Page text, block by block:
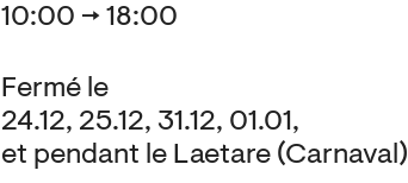
10:00 → 18:00
Fermé le
24.12, 25.12, 31.12, 01.01,
et pendant le Laetare (Carnaval)